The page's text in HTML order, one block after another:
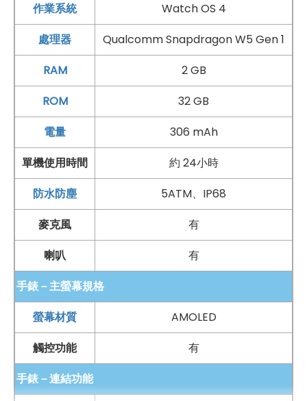
作業系統
Watch OS 4
處理器
Qualcomm Snapdragon W5 Gen 1
RAM
2 GB
ROM
32 GB
電量
306 mAh
單機使用時間
約 24小時
防水防塵
5ATM、IP68
麥克風
有
喇叭
有
手錶－主螢幕規格
螢幕材質
AMOLED
觸控功能
有
手錶－連結功能